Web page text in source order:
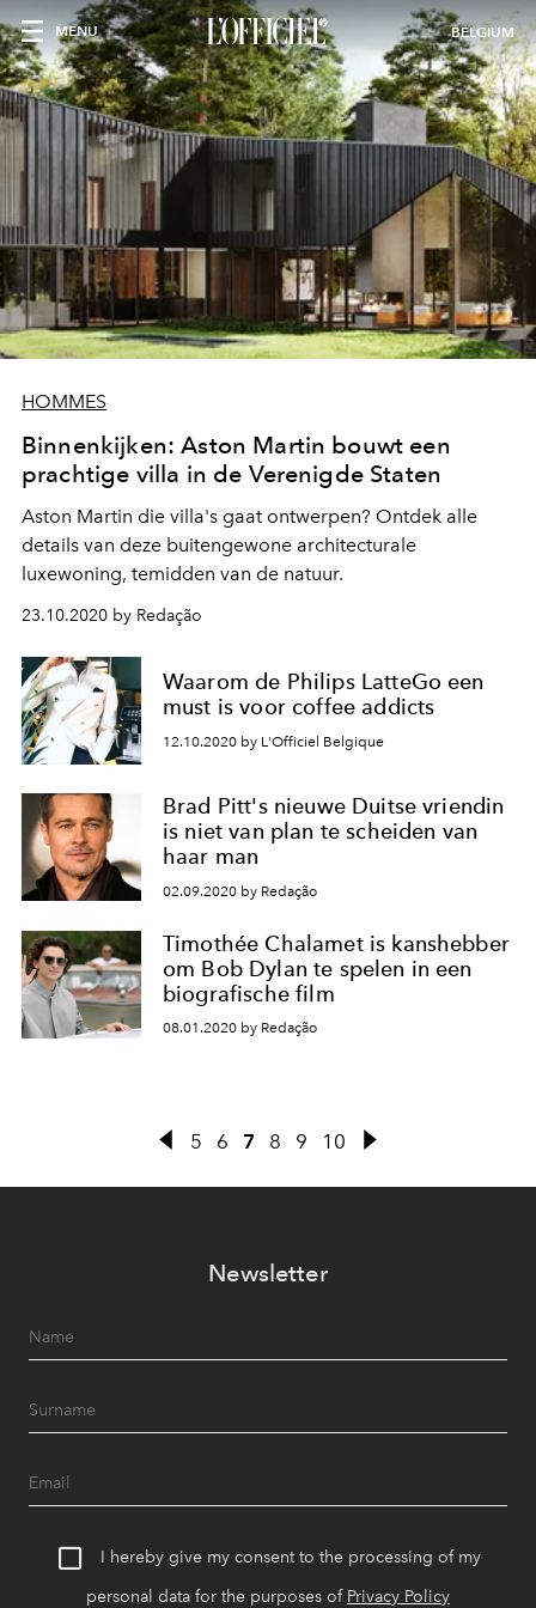
MENU BELGIUM
HOMMES
Binnenkijken: Aston Martin bouwt een
prachtige villa in de Verenigde Staten
Aston Martin die villa's gaat ontwerpen? Ontdek alle
details van deze buitengewone architecturale
luxewoning, temidden van de natuur.
23.10.2020 by Redação
Waarom de Philips LatteGo een
must is voor coffee addicts
12.10.2020 by L'Officiel Belgique
Brad Pitt's nieuwe Duitse vriendin
is niet van plan te scheiden van
haar man
02.09.2020 by Redação
Timothée Chalamet is kanshebber
om Bob Dylan te spelen in een
biografische film
08.01.2020 by Redação
5 6 7 8 9 10
Newsletter
I hereby give my consent to the processing of my
personal data for the purposes of Privacy Policy